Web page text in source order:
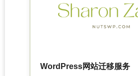
WordPress网站迁移服务